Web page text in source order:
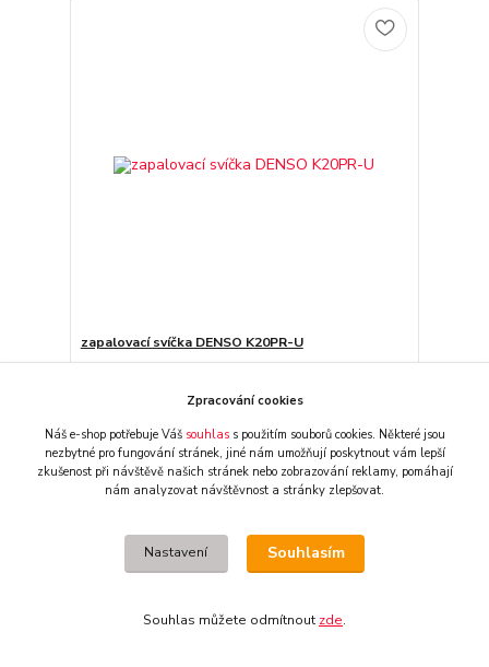
zapalovací svíčka DENSO K20PR-U
89 CZK
Zpracování cookies
Náš e-shop potřebuje Váš souhlass použitím souborů cookies. Některé jsou
nezbytné pro fungování stránek, jiné nám umožňují poskytnout vám lepší
zkušenost při návštěvě našich stránek nebo zobrazování reklamy, pomáhají
nám analyzovat návštěvnost a stránky zlepšovat.
Nastavení Souhlasím
Souhlas můžete odmítnout zde.